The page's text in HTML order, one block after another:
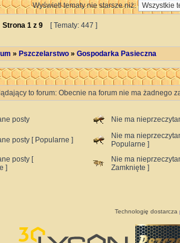
Wyświetl tematy nie starsze niż:
Strona 1 z 9 [ Tematy: 447 ]
» Pszczelarstwo » Gospodarka Pasieczna
to forum: Obecnie na forum nie ma żadnego
posty Nie ma
posty [ Popularne ]
Nie ma
Popularne ]
posty [
]
Nie ma
Zamknięte ]
Technologię dostarcza